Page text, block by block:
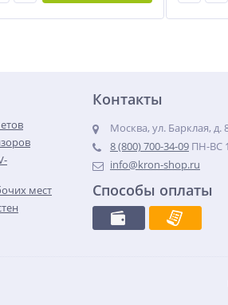
мест
Контакты
Москва, ул. Барклая, д.
8 (800) 700-34-09 ПН-ВС
info@kron-shop.ru
Способы оплаты